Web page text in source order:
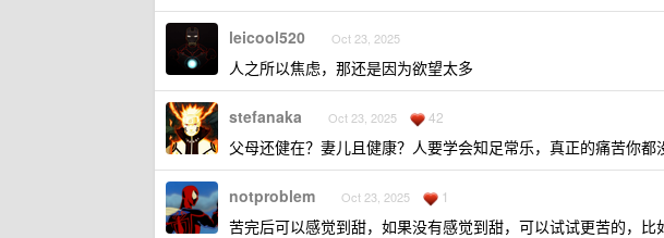
leicool520 Oct 23, 2025
人之所以焦虑，那还是因为欲望太多
stefanaka Oct 23, 2025 42
父母还健在？妻儿且健康？人要学会知足常乐，真正的痛苦你都
notproblem Oct 23, 2025 1
苦完后可以感觉到甜，如果没有感觉到甜，可以试试更苦的，